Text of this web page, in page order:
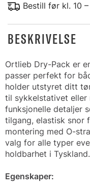
Bestill før kl. 10
BESKRIVELSE
Ortlieb Dry-Pack er
passer perfekt for
holder utstyret ditt
til sykkelstativet eller
funksjonelle detaljer
tilgang, elastisk snor
montering med O-
valg for alle typer
holdbarhet i Tyskland.
Egenskaper: